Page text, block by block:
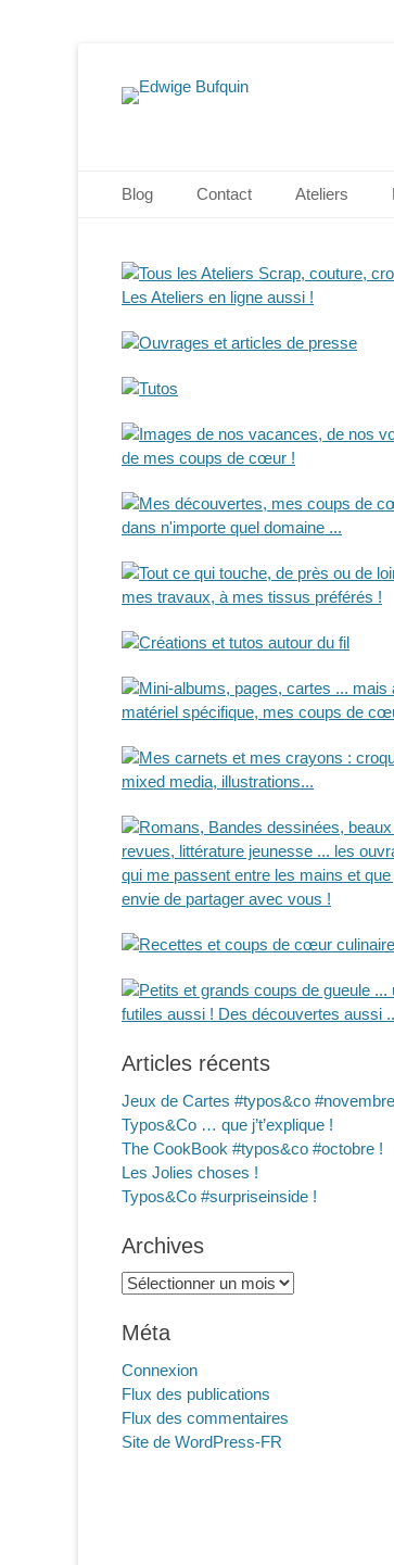
Edwige
Menu principal
Blog Contact Ateliers
Articles récents
Jeux de Cartes #typos&co
Typos&Co … que j’t’explique !
The CookBook #typos&co #octobre !
Les Jolies choses !
Typos&Co #surpriseinside !
Archives
Archives
Méta
Connexion
Flux des publications
Flux des commentaires
Site de WordPress-FR